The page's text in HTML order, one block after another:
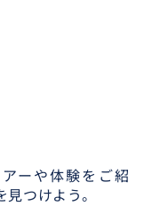
ーや体験をご紹
つけよう。